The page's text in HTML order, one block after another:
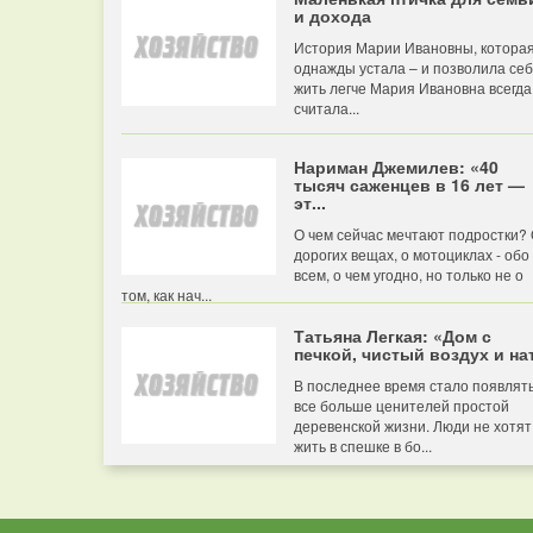
и дохода
История Марии Ивановны, которая
однажды устала – и позволила
жить легче Мария Ивановна всегда
считала...
Нариман Джемилев: «40
тысяч саженцев в 16 лет —
эт...
О чем сейчас мечтают подростки?
дорогих вещах, о мотоциклах - обо
всем, о чем угодно, но только не о
том, как нач...
Татьяна Легкая: «Дом с
печкой, чистый воздух и
В последнее время стало
все больше ценителей простой
деревенской жизни. Люди не хотят
жить в спешке в бо...